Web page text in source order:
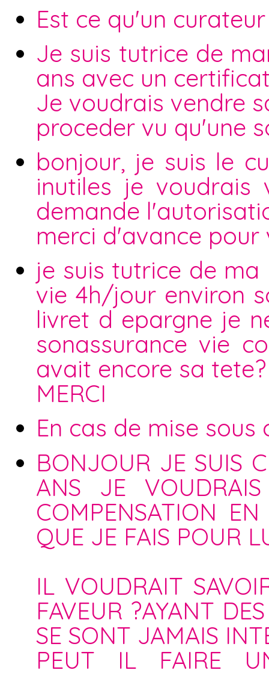
Est ce qu'un
Je suis tutrice de
ans avec un
Je voudrais vendre
proceder vu qu'une
bonjour, je suis le
inutiles je voudrais
demande
merci d'avance pour
je suis tutrice de ma
vie 4h/jour environ
livret d epargne je
sonassurance vie
avait encore sa tete?
MERCI
En cas de mise
BONJOUR JE SUIS
ANS JE
COMPENSATION
QUE JE FAIS POUR
IL VOUDRAIT
FAVEUR ?AYANT
SE SONT JAMAIS
PEUT IL FAIRE